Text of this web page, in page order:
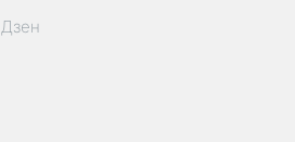
Дзен